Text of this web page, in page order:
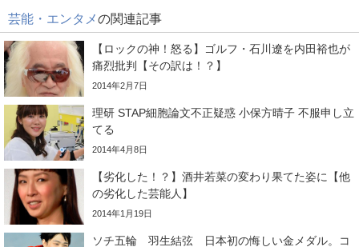
芸能・エンタメの関連記事
【ロックの神！怒る】ゴルフ・石川遼を内田裕也が
痛烈批判【その訳は！？】
2014年2月7日
理研 STAP細胞論文不正疑惑 小保方晴子 不服申し立
てる
2014年4月8日
【劣化した！？】酒井若菜の変わり果てた姿に【他
の劣化した芸能人】
2014年1月19日
ソチ五輪 羽生結弦 日本初の悔しい金メダル。コ